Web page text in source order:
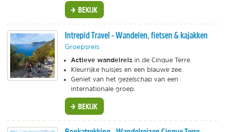
BEKIJK
Intrepid Travel - Wandelen, fietsen & kajakken
Groepsreis
Actieve wandelreis in de Cinque Terre.
Kleurrijke huisjes en een blauwe zee.
Geniet van het gezelschap van een
internationale groep.
BEKIJK